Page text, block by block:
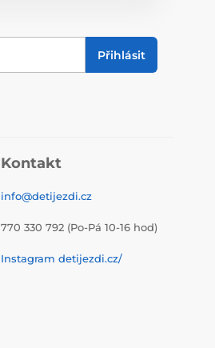
Přihlásit
Kontakt
info@detijezdi.cz
770 330 792 (Po-Pá 10-16 hod)
Instagram detijezdi.cz/